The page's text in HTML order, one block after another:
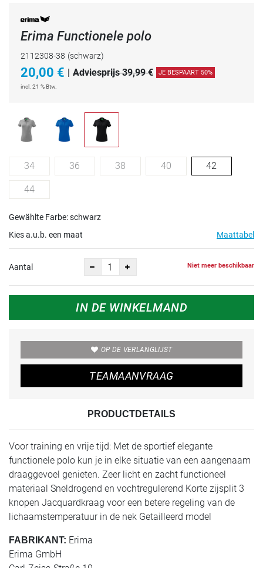
Erima Functionele polo
2112308-38 (schwarz)
20,00 € | Adviesprijs 39,99 € JE BESPAART 50%
incl. 21 % Btw.
34 36 38 40 42
44
Gewählte Farbe: schwarz
Kies a.u.b. een maat
Maattabel
Aantal Niet meer beschikbaar
IN DE WINKELMAND
OP DE VERLANGLIJST
TEAMAANVRAAG
PRODUCTDETAILS
Voor training en vrije tijd: Met de sportief elegante
functionele polo kun je in elke situatie van een aangenaam
draaggevoel genieten. Zeer licht en zacht functioneel
materiaal Sneldrogend en vochtregulerend Korte zijsplit 3
knopen Jacquardkraag voor een betere regeling van de
lichaamstemperatuur in de nek Getailleerd model
FABRIKANT: Erima
Erima GmbH